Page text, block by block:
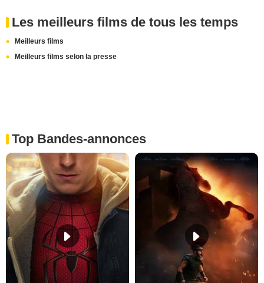
Les meilleurs films de tous les temps
Meilleurs films
Meilleurs films selon la presse
Top Bandes-annonces